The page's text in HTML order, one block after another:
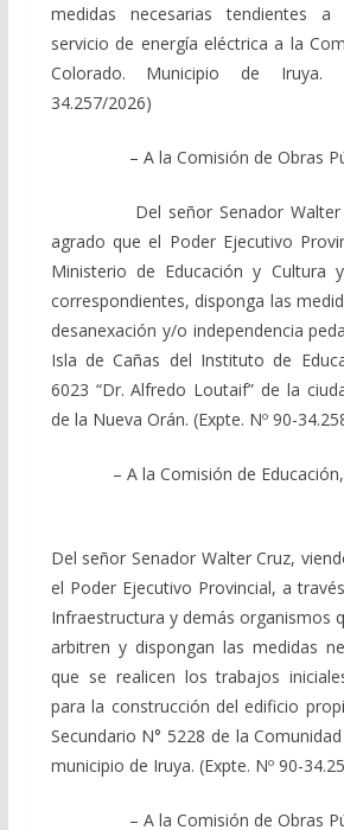
medidas necesarias tendientes
servicio de energía eléctrica a la
Colorado. Municipio de Iruya.
34.257/2026)
– A la Comisión de Obras
Del señor Senador Walter
agrado que el Poder Ejecutivo
Ministerio de Educación y Cultura
correspondientes, disponga las
desanexación y/o independencia
Isla de Cañas del Instituto de
6023 “Dr. Alfredo Loutaif” de la
de la Nueva Orán. (Expte. Nº 90-
– A la Comisión de
Del señor Senador Walter Cruz,
el Poder Ejecutivo Provincial, a
Infraestructura y demás organismos
arbitren y dispongan las medidas
que se realicen los trabajos
para la construcción del edificio
Secundario N° 5228 de la
municipio de Iruya. (Expte. Nº 90-
– A la Comisión de Obras